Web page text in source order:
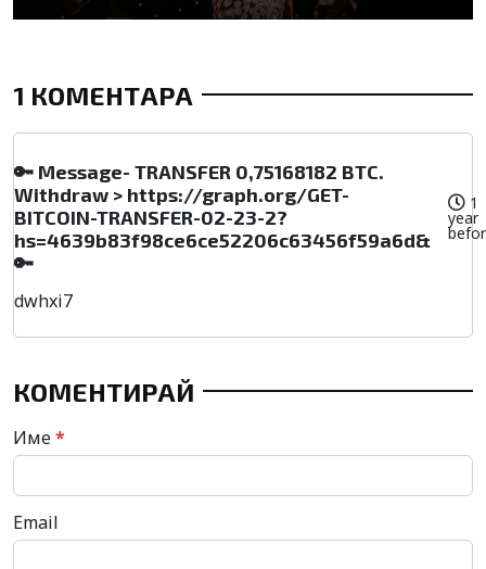
1 КОМЕНТАРА
🔑 Message- TRANSFER 0,75168182 BTC.
Withdraw > https://graph.org/GET-
BITCOIN-TRANSFER-02-23-2?
hs=4639b83f98ce6ce52206c63456f59a6d&
🔑
1
year
dwhxi7
КОМЕНТИРАЙ
Име*
Email